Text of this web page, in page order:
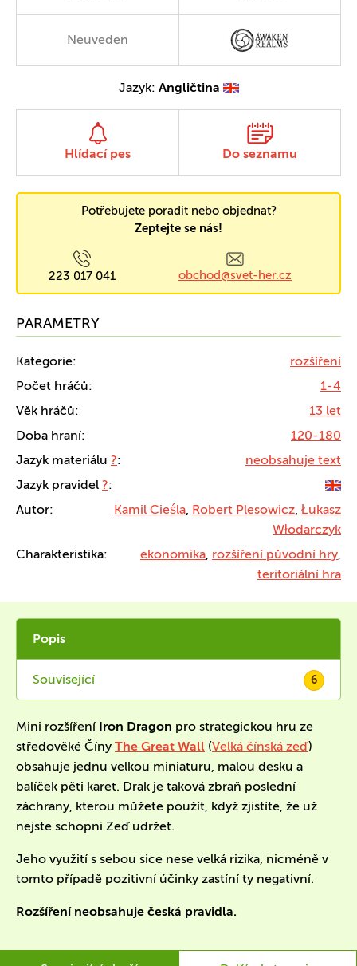
Neuveden
Jazyk: Angličtina
Hlídací pes Do seznamu
Potřebujete poradit nebo objednat?
Zeptejte se nás!
223 017 041 obchod@svet-her.cz
PARAMETRY
Kategorie:
rozšíření
Počet hráčů:
1-4
Věk hráčů:
13 let
Doba hraní:
120-180
Jazyk materiálu ?:
neobsahuje text
Jazyk pravidel ?:
Autor:
Kamil Cieśla, Robert Plesowicz, Łukasz
Włodarczyk
Charakteristika:
ekonomika, rozšíření původní hry,
teritoriální hra
Popis
Související 6
Mini rozšíření Iron Dragon pro strategickou hru ze
středověké Číny The Great Wall (Velká čínská zeď)
obsahuje jednu velkou miniaturu, malou desku a
balíček pěti karet. Drak je taková zbraň poslední
záchrany, kterou můžete použít, když zjistíte, že už
nejste schopni Zeď udržet.
Jeho využití s sebou sice nese velká rizika, nicméně v
tomto případě pozitivní účinky zastíní ty negativní.
Rozšíření neobsahuje česká pravidla.